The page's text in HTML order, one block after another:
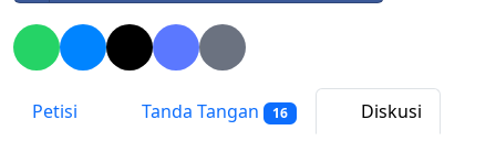
Petisi Tanda Tangan 16
Diskusi